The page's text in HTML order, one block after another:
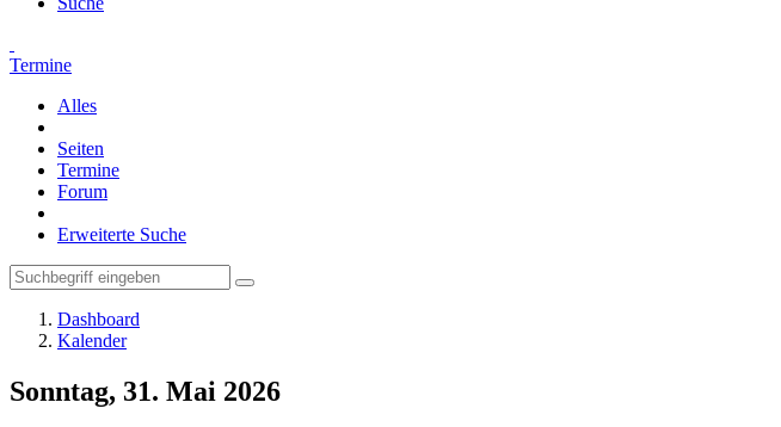
Termine
Alles
Seiten
Termine
Forum
Erweiterte Suche
Dashboard
Kalender
Sonntag, 31. Mai 2026